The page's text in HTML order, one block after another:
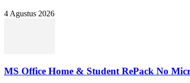
4 Agustus 2026
MS Office Home & Student RePack No